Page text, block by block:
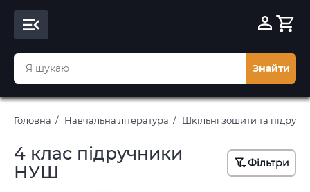
Знайти
Головна Навчальна література Шкільні зошити та
4 клас підручники
НУШ
Фільтри